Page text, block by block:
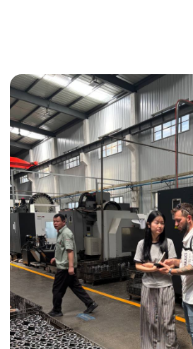
ИНДИВИДУАЛЬНЫЕ УСЛУГИ
Выгодные условия
Сертификация грузов
Консолидация грузов
Сопровождение грузов
Таможенное оформление
Страхование груза
Временное хранение
Организация производства
Проверка качества товара
Оплата и переговоры
с поставщиком
Инспекция поставщика
Товары для маркетплейсов
Получить консультацию